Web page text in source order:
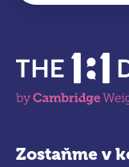
Zostaňme v